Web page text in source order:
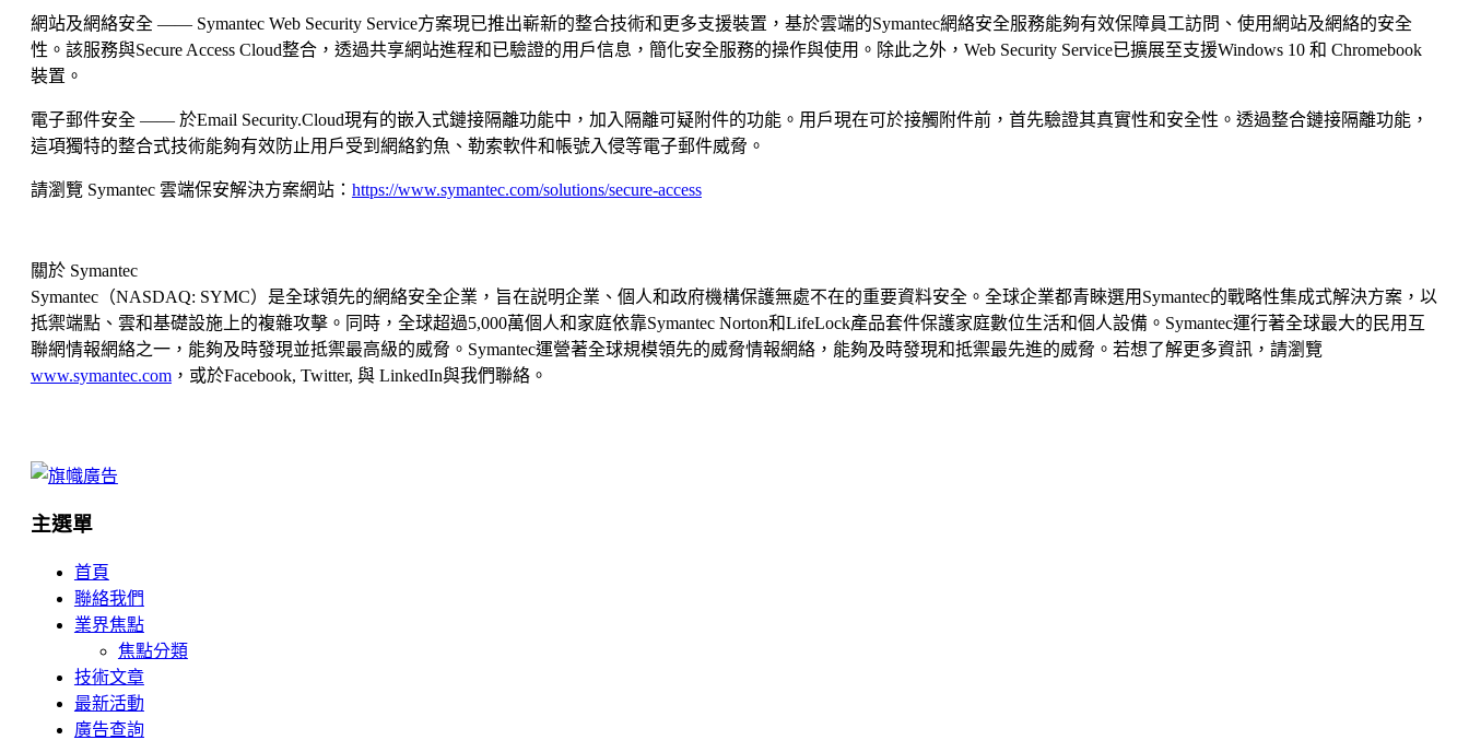
網站及網絡安全 —— Symantec Web Security Service方案現已推出嶄新的整合技術和更多支援裝置，基於雲端的Symantec網絡安全服務能夠有效保障員工訪問、使用網站及網絡的安全
性。該服務與Secure Access Cloud整合，透過共享網站進程和已驗證的用戶信息，簡化安全服務的操作與使用。除此之外，Web Security Service已擴展至支援Windows 10 和 Chromebook
裝置。
電子郵件安全 —— 於Email Security.Cloud現有的嵌入式鏈接隔離功能中，加入隔離可疑附件的功能。用戶現在可於接觸附件前，首先驗證其真實性和安全性。透過整合鏈接隔離功能，
這項獨特的整合式技術能夠有效防止用戶受到網絡釣魚、勒索軟件和帳號入侵等電子郵件威脅。
請瀏覽 Symantec 雲端保安解決方案網站： https://www.symantec.com/solutions/secure-access
關於 Symantec
Symantec（NASDAQ: SYMC）是全球領先的網絡安全企業，旨在説明企業、個人和政府機構保護無處不在的重要資料安全。全球企業都青睞選用Symantec的戰略性集成式解決方案，以
抵禦端點、雲和基礎設施上的複雜攻擊。同時，全球超過5,000萬個人和家庭依靠Symantec Norton和LifeLock產品套件保護家庭數位生活和個人設備。Symantec運行著全球最大的民用互
聯網情報網絡之一，能夠及時發現並抵禦最高級的威脅。Symantec運營著全球規模領先的威脅情報網絡，能夠及時發現和抵禦最先進的威脅。若想了解更多資訊，請瀏覽
www.symantec.com，或於Facebook, Twitter, 與 LinkedIn與我們聯絡。
主選單
首頁
聯絡我們
業界焦點
焦點分類
技術文章
最新活動
廣告查詢